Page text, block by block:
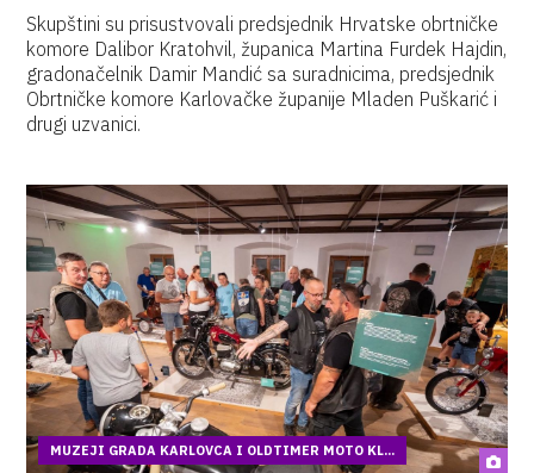
Skupštini su prisustvovali predsjednik Hrvatske obrtničke
komore Dalibor Kratohvil, županica Martina Furdek Hajdin,
gradonačelnik Damir Mandić sa suradnicima, predsjednik
Obrtničke komore Karlovačke županije Mladen Puškarić i
drugi uzvanici.
MUZEJI GRADA KARLOVCA I OLDTIMER MOTO KL...